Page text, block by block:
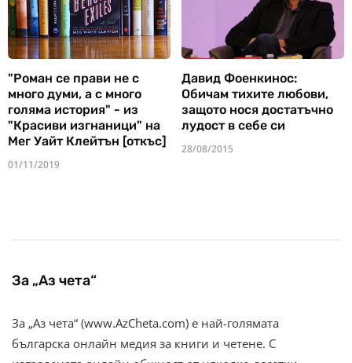
"Роман се прави не с
много думи, а с много
голяма история" - из
"Красиви изгнаници" на
Мег Уайт Клейтън [откъс]
01/11/2019
Давид Фоенкинос:
Обичам тихите любови,
защото нося достатъчно
лудост в себе си
28/08/2015
За „Аз чета“
За „Аз чета“ (www.AzCheta.com) е най-голямата
българска онлайн медия за книги и четене. С